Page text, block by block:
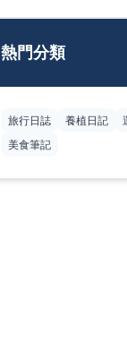
熱門分類
旅行日誌 養植日記
美食筆記